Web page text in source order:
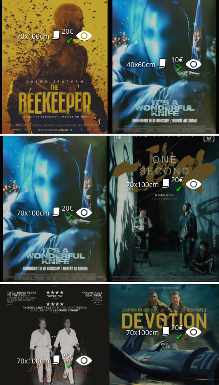
70x100cm
20€
✔
40x60cm
10€
✔
70x100cm
20€
✔
70x100cm
20€
✔
70x100cm
25€
✔
70x100cm
20€
✔